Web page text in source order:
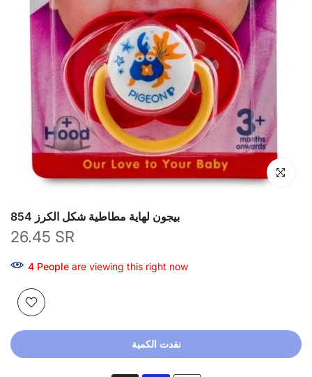
انقر للتكبير
بيجون لهاية مطاطية شكل الكرز 854
26.45 SR
3 People are viewing this right now
نفدت الكمية